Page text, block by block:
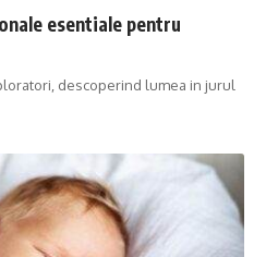
esentiale pentru
descoperind lumea in jurul